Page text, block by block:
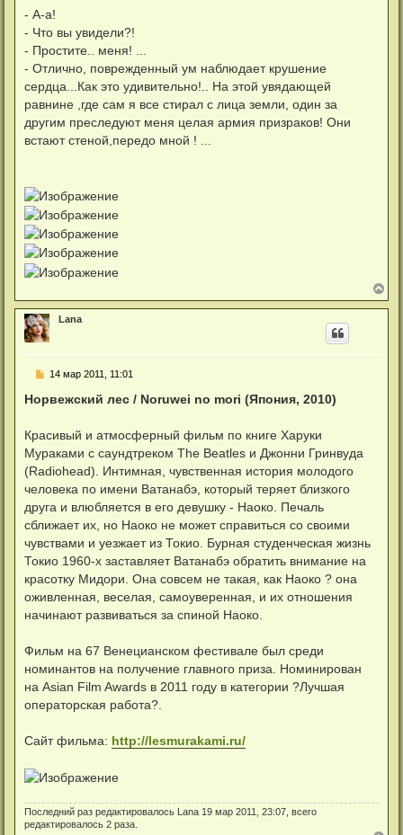
- А-а!
- Что вы увидели?!
- Простите.. меня! ...
- Отлично, поврежденный ум наблюдает крушение
сердца...Как это удивительно!.. На этой увядающей
равнине ,где сам я все стирал с лица земли, один за
другим преследуют меня целая армия призраков! Они
встают стеной,передо мной ! ...
е
р
Lana
С
о
е
н
и
е
14 мар 2011, 11:01
Норвежский лес / Noruwei no mori (Япония, 2010)
Красивый и атмосферный фильм по книге Харуки
Мураками с саундтреком The Beatles и Джонни Гринвуда
(Radiohead). Интимная, чувственная история молодого
человека по имени Ватанабэ, который теряет близкого
друга и влюбляетcя в его девушку - Наоко. Печаль
сближает их, но Наоко не может справиться со своими
чувствами и уезжает из Токио. Бурная студенческая жизнь
Токио 1960-х заставляет Ватанабэ обратить внимание на
красотку Мидори. Она совсем не такая, как Наоко ? она
оживленная, веселая, самоуверенная, и их отношения
начинают развиваться за спиной Наоко.
Фильм на 67 Венецианском фестивале был среди
номинантов на получение главного приза. Номинирован
на Asian Film Awards в 2011 году в категории ?Лучшая
операторская работа?.
Сайт фильма: http://lesmurakami.ru/
Последний раз редактировалось Lana 19 мар 2011, 23:07, всего
редактировалось 2 раза.